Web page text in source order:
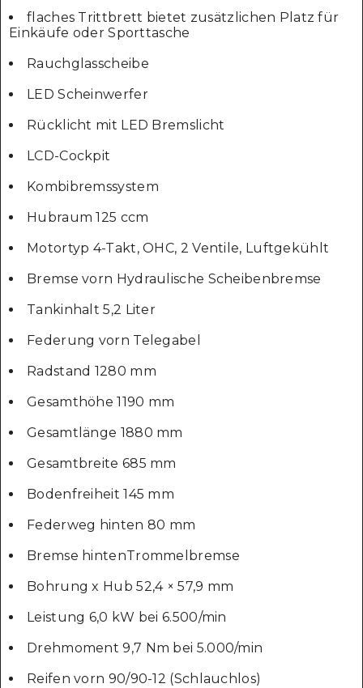
flaches Trittbrett bietet zusätzlichen Platz für
Einkäufe oder Sporttasche
Rauchglasscheibe
LED Scheinwerfer
Rücklicht mit LED Bremslicht
LCD-Cockpit
Kombibremssystem
Hubraum 125 ccm
Motortyp 4-Takt, OHC, 2 Ventile, Luftgekühlt
Bremse vorn Hydraulische Scheibenbremse
Tankinhalt 5,2 Liter
Federung vorn Telegabel
Radstand 1280 mm
Gesamthöhe 1190 mm
Gesamtlänge 1880 mm
Gesamtbreite 685 mm
Bodenfreiheit 145 mm
Federweg hinten 80 mm
Bremse hintenTrommelbremse
Bohrung x Hub 52,4 × 57,9 mm
Leistung 6,0 kW bei 6.500/min
Drehmoment 9,7 Nm bei 5.000/min
Reifen vorn 90/90-12 (Schlauchlos)